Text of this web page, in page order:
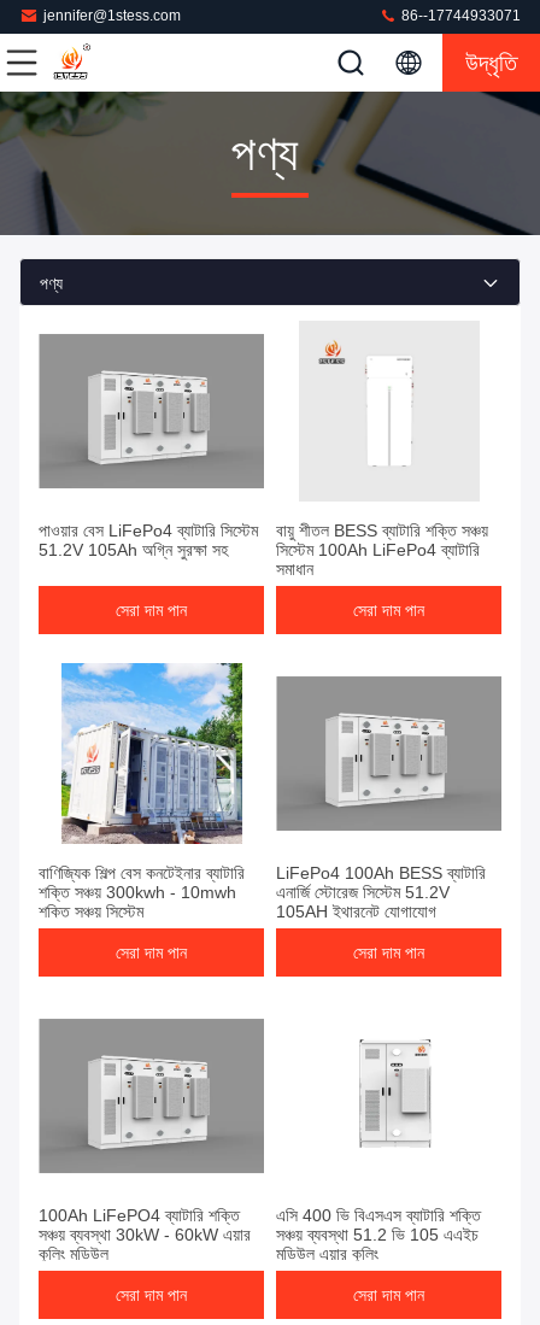
jennifer@1stess.com 86--17744933071
উদ্ধৃতি
পণ্য
পণ্য
পাওয়ার বেস LiFePo4 ব্যাটারি সিস্টেম
51.2V 105Ah অগ্নি সুরক্ষা সহ
সেরা দাম পান
বায়ু শীতল BESS ব্যাটারি শক্তি সঞ্চয়
সিস্টেম 100Ah LiFePo4 ব্যাটারি
সমাধান
সেরা দাম পান
বাণিজ্যিক শিল্প বেস কনটেইনার ব্যাটারি
শক্তি সঞ্চয় 300kwh - 10mwh
শক্তি সঞ্চয় সিস্টেম
সেরা দাম পান
LiFePo4 100Ah BESS ব্যাটারি
এনার্জি স্টোরেজ সিস্টেম 51.2V
105AH ইথারনেট যোগাযোগ
সেরা দাম পান
100Ah LiFePO4 ব্যাটারি শক্তি
সঞ্চয় ব্যবস্থা 30kW - 60kW এয়ার
কুলিং মডিউল
সেরা দাম পান
এসি 400 ভি বিএসএস ব্যাটারি শক্তি
সঞ্চয় ব্যবস্থা 51.2 ভি 105 এএইচ
মডিউল এয়ার কুলিং
সেরা দাম পান